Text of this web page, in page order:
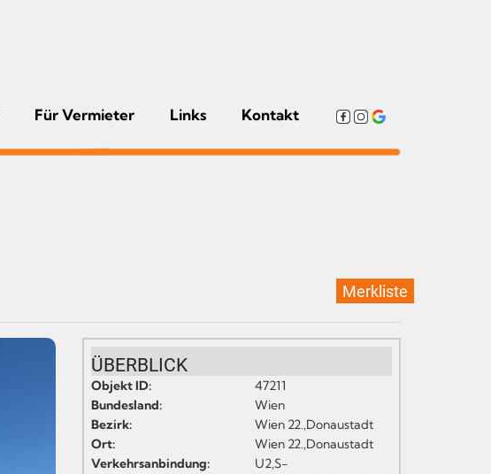
Für Vermieter Links Kontakt
Merkliste
ÜBERBLICK
Objekt ID:
47211
Bundesland:
Wien
Bezirk:
Wien 22.,Donaustadt
Ort:
Wien 22.,Donaustadt
Verkehrsanbindung:
U2,S-